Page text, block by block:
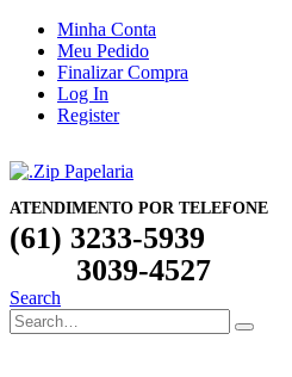
Minha Conta
Meu Pedido
Finalizar Compra
Log In
Register
ATENDIMENTO POR TELEFONE
(61) 3233-5939
3039-4527
Search